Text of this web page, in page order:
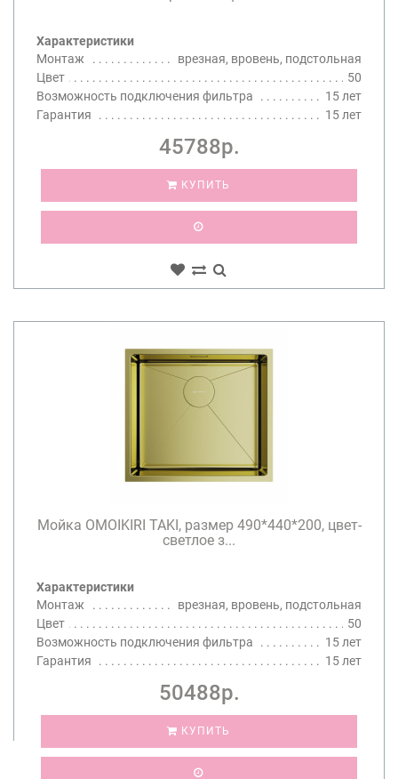
Характеристики
Монтаж
врезная, вровень, подстольная
Цвет
50
Возможность подключения фильтра
15 лет
Гарантия
15 лет
45788р.
КУПИТЬ
Мойка OMOIKIRI TAKI, размер 490*440*200, цвет-
светлое з...
Характеристики
Монтаж
врезная, вровень, подстольная
Цвет
50
Возможность подключения фильтра
15 лет
Гарантия
15 лет
50488р.
КУПИТЬ